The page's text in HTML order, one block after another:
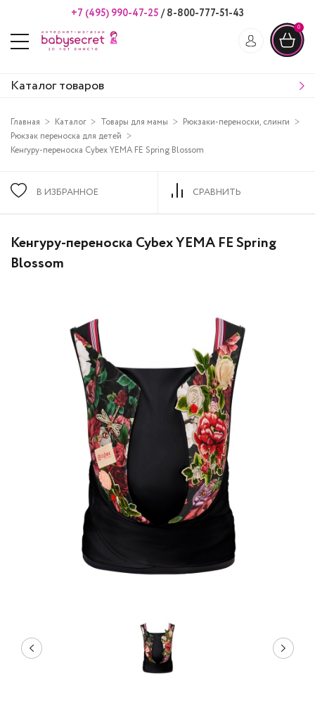
+7 (495) 990-47-25 /8-800-777-51-43
0
Каталог товаров
Главная Каталог Товары для мамы
Рюкзаки-переноски, слинги
Рюкзак переноска для детей
Кенгуру-переноска Cybex YEMA FE Spring Blossom
В ИЗБРАННОЕ СРАВНИТЬ
Кенгуру-переноска Cybex YEMA FE Spring
Blossom